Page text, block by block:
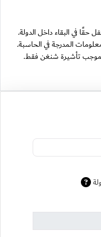
حقًا في البقاء داخل الدولة.
المدرجة في الحاسبة.
تأشيرة شنغن فقط.